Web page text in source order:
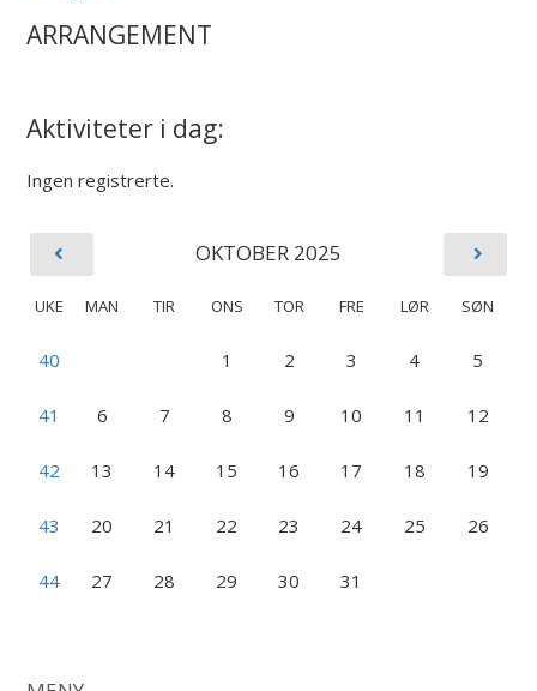
ARRANGEMENT
Aktiviteter i dag:
Ingen registrerte.
OKTOBER 2025
UKE MAN TIR ONS TOR FRE LØR SØN
40 1 2 3 4 5
41 6 7 8 9 10 11 12
42 13 14 15 16 17 18 19
43 20 21 22 23 24 25 26
44 27 28 29 30 31